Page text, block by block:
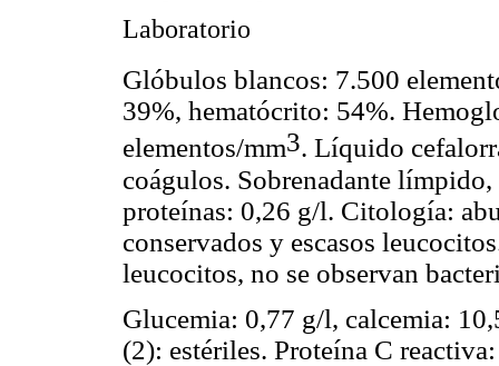
Laboratorio
Glóbulos blancos: 7.500
39%, hematócrito: 54%.
elementos/mm3. Líquido
coágulos. Sobrenadante
proteínas: 0,26 g/l. Citología:
conservados y escasos
leucocitos, no se observan
Glucemia: 0,77 g/l, calcemia:
(2): estériles. Proteína C